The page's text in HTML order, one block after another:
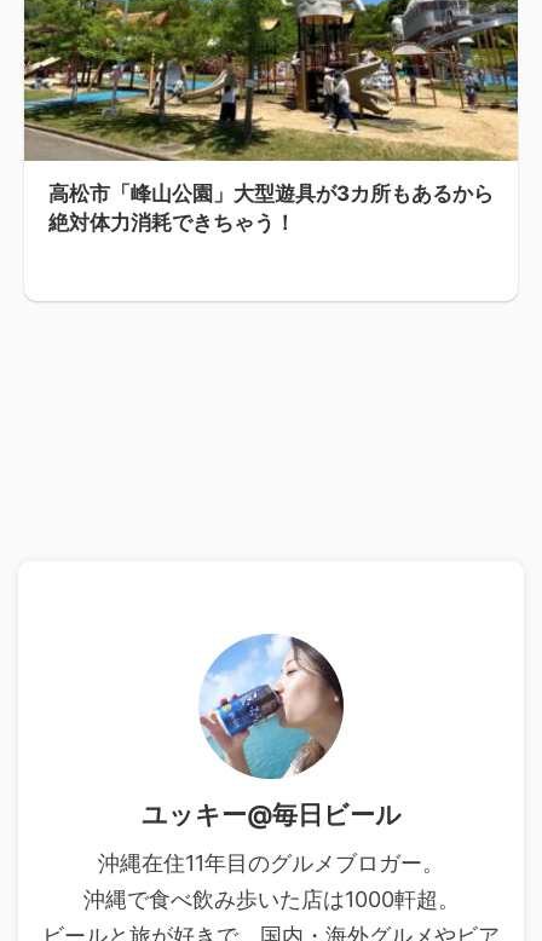
高松市「峰山公園」大型遊具が3カ所もあるから
絶対体力消耗できちゃう！
ユッキー@毎日ビール
沖縄在住11年目のグルメブロガー。
沖縄で食べ飲み歩いた店は1000軒超。